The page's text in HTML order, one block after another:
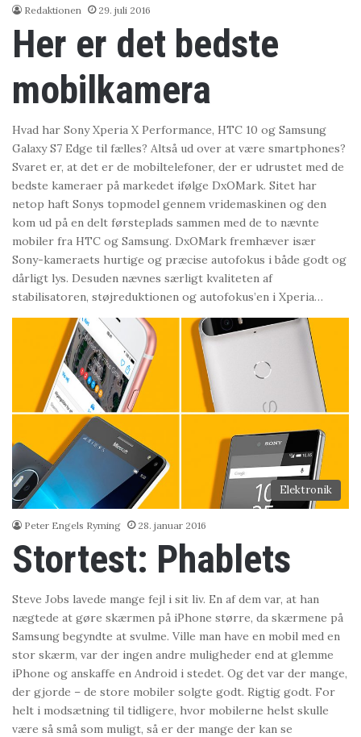
Redaktionen 29. juli 2016
Her er det bedste
mobilkamera
Hvad har Sony Xperia X Performance, HTC 10 og Samsung
Galaxy S7 Edge til fælles? Altså ud over at være smartphones?
Svaret er, at det er de mobiltelefoner, der er udrustet med de
bedste kameraer på markedet ifølge DxOMark. Sitet har
netop haft Sonys topmodel gennem vridemaskinen og den
kom ud på en delt førsteplads sammen med de to nævnte
mobiler fra HTC og Samsung. DxOMark fremhæver især
Sony-kameraets hurtige og præcise autofokus i både godt og
dårligt lys. Desuden nævnes særligt kvaliteten af
stabilisatoren, støjreduktionen og autofokus’en i Xperia…
Elektronik
Peter Engels Ryming 28. januar 2016
Stortest: Phablets
Steve Jobs lavede mange fejl i sit liv. En af dem var, at han
nægtede at gøre skærmen på iPhone større, da skærmene på
Samsung begyndte at svulme. Ville man have en mobil med en
stor skærm, var der ingen andre muligheder end at glemme
iPhone og anskaffe en Android i stedet. Og det var der mange,
der gjorde – de store mobiler solgte godt. Rigtig godt. For
helt i modsætning til tidligere, hvor mobilerne helst skulle
være så små som muligt, så er der mange der kan se